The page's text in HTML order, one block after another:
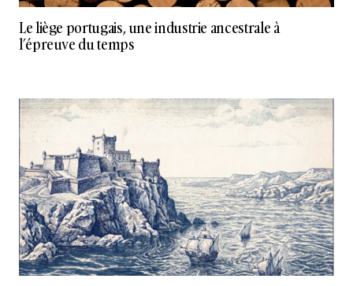
Le liège portugais, une industrie ancestrale à
l’épreuve du temps